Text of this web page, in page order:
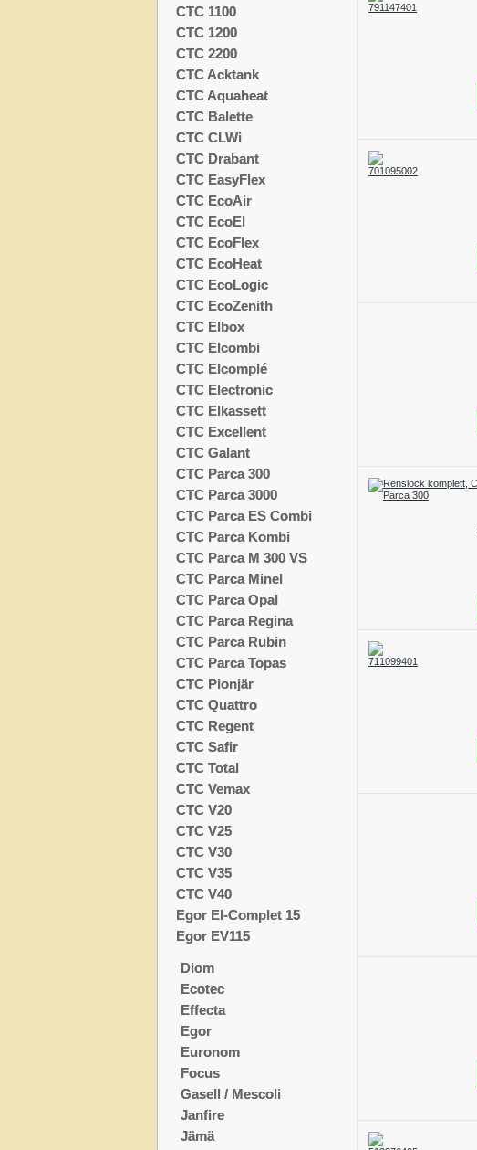
CTC 1100
CTC 1200
CTC 2200
CTC Acktank
CTC Aquaheat
CTC Balette
CTC CLWi
CTC Drabant
CTC EasyFlex
CTC EcoAir
CTC EcoEl
CTC EcoFlex
CTC EcoHeat
CTC EcoLogic
CTC EcoZenith
CTC Elbox
CTC Elcombi
CTC Elcomplé
CTC Electronic
CTC Elkassett
CTC Excellent
CTC Galant
CTC Parca 300
CTC Parca 3000
CTC Parca ES Combi
CTC Parca Kombi
CTC Parca M 300 VS
CTC Parca Minel
CTC Parca Opal
CTC Parca Regina
CTC Parca Rubin
CTC Parca Topas
CTC Pionjär
CTC Quattro
CTC Regent
CTC Safir
CTC Total
CTC Vemax
CTC V20
CTC V25
CTC V30
CTC V35
CTC V40
Egor El-Complet 15
Egor EV115
Diom
Ecotec
Effecta
Egor
Euronom
Focus
Gasell / Mescoli
Janfire
Jämä